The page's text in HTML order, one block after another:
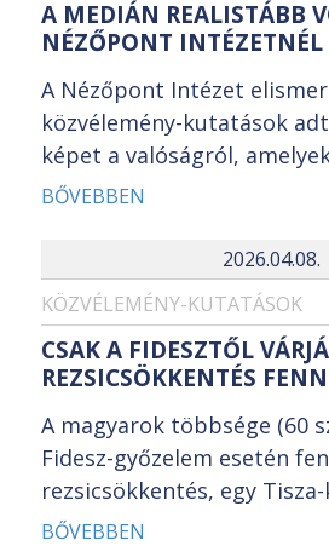
A MEDIÁN REALISTÁBB
NÉZŐPONT INTÉZETNÉL
A Nézőpont Intézet
közvélemény-kutatások
képet a valóságról,
BŐVEBBEN
2026.04.08.
KÖZVÉLEMÉNY-KUTATÁSOK
CSAK A FIDESZTŐL
REZSICSÖKKENTÉS
A magyarok többsége (60
Fidesz-győzelem esetén
rezsicsökkentés, egy
BŐVEBBEN